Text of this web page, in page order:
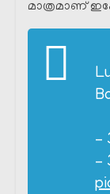
മാത്രമാണ്
–
–